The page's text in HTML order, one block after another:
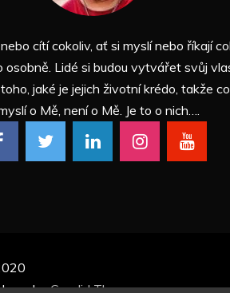
cítí cokoliv, ať si myslí nebo říkají
osobně. Lidé si budou vytvářet svůj
jaké je jejich životní krédo, takže
o Mě, není o Mě. Je to o nich….
byCandid Themes.